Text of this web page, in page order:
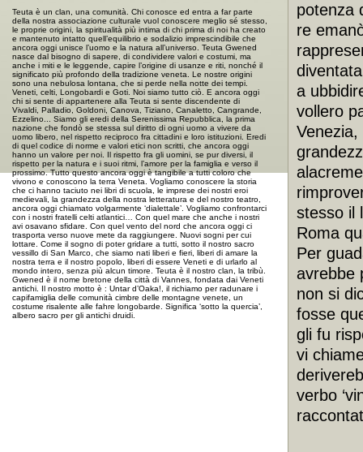
Teuta è un clan, una comunità. Chi conosce ed entra a far parte
della nostra associazione culturale vuol conoscere meglio sé stesso,
le proprie origini, la spiritualità più intima di chi prima di noi ha creato
e mantenuto intatto quell’equilibrio e sodalizio imprescindibile che
ancora oggi unisce l’uomo e la natura all’universo. Teuta Gwened
nasce dal bisogno di sapere, di condividere valori e costumi, ma
anche i miti e le leggende, capire l’origine di usanze e riti, nonché il
significato più profondo della tradizione veneta. Le nostre origini
sono una nebulosa lontana, che si perde nella notte dei tempi.
Veneti, celti, Longobardi e Goti. Noi siamo tutto ciò. E ancora oggi
chi si sente di appartenere alla Teuta si sente discendente di
Vivaldi, Palladio, Goldoni, Canova, Tiziano, Canaletto, Cangrande,
Ezzelino... Siamo gli eredi della Serenissima Repubblica, la prima
nazione che fondò se stessa sul diritto di ogni uomo a vivere da
uomo libero, nel rispetto reciproco fra cittadini e loro istituzioni. Eredi
di quel codice di norme e valori etici non scritti, che ancora oggi
hanno un valore per noi. Il rispetto fra gli uomini, se pur diversi, il
rispetto per la natura e i suoi ritmi, l’amore per la famiglia e verso il
prossimo. Tutto questo ancora oggi è tangibile a tutti coloro che
vivono e conoscono la terra Veneta. Vogliamo conoscere la storia
che ci hanno taciuto nei libri di scuola, le imprese dei nostri eroi
medievali, la grandezza della nostra letteratura e del nostro teatro,
ancora oggi chiamato volgarmente ‘dialettale’. Vogliamo confrontarci
con i nostri fratelli celti atlantici… Con quel mare che anche i nostri
avi osavano sfidare. Con quel vento del nord che ancora oggi ci
trasporta verso nuove mete da raggiungere. Nuovi sogni per cui
lottare. Come il sogno di poter gridare a tutti, sotto il nostro sacro
vessillo di San Marco, che siamo nati liberi e fieri, liberi di amare la
nostra terra e il nostro popolo, liberi di essere Veneti e di urlarlo al
mondo intero, senza più alcun timore. Teuta è il nostro clan, la tribù.
Gwened è il nome bretone della città di Vannes, fondata dai Veneti
antichi. Il nostro motto è : Untar d’Oaka!, il richiamo per radunare i
capifamiglia delle comunità cimbre delle montagne venete, un
costume risalente alle fahre longobarde. Significa ‘sotto la quercia’,
albero sacro per gli antichi druidi.
potenza
re
a
vollero
stesso il
Roma
Per
avrebbe
non si
fosse
gli fu
vi
verbo